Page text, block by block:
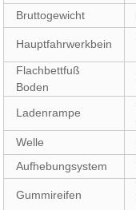
Bruttogewicht
Hauptfahrwerkbein
Flachbettfuß
Boden
Ladenrampe
Welle
Aufhebungsystem
Gummireifen